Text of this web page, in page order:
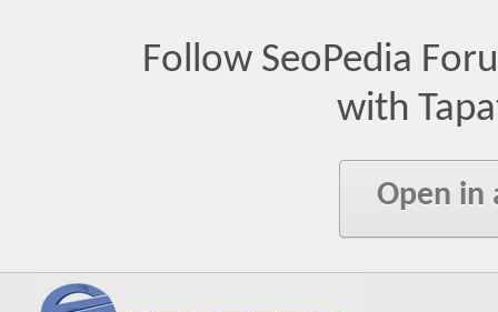
Follow SeoPedia
with
Open in